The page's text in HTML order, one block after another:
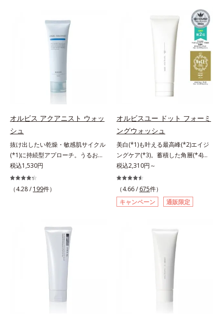
目立ちの原因に。普段の洗顔(*3)で
は落としにくい汚れは、酵素洗顔料
で落としましょう。3種の酵素がた
んぱく質や皮脂を溶かして分解。炭
れをパワフルに吸着してすっきり落
とします。さらに浸透型ビタミンC
誘導体(*4)が汚れを取り去った毛穴
を引きしめ、キメの整ったなめらか
な肌に洗い上げます。ツブツブ入り
空気を含ませるので、簡単に泡立て
られます。濃密うるおい泡を洗い流
したあとは大人の肌もつっぱりにく
く、使うたびに毛穴の目立ちにくい
肌(*5)を目指せます。性別問わずお
使いいただけるので、ご夫婦やカッ
ただけます。*1 プロテアーゼ、パ
パイン、リパーゼ配合＝洗浄成分*2
皮脂吸収成分*3 自社品*4 パルミチ
ン酸アスコルビルリン酸3Na配合＝
ーチ。大人世代の肌に向き合い、手
軽なお手入れで賢いケアを。ライフ
スタイルになじむ、若々しい印象(*)
作りのサポートをします。* 肌にハ
リを与え若々しい印象
オルビス アクアニスト ウォッ
シュ
抜け出したい乾燥・敏感肌サイクル
(*1)に持続型アプローチ。うるおい
を追求した敏感肌用保湿スキンケア
(*2)。うるおいを逃し、刺激を受け
やすい角層の“乾燥敏感スランプ
「オルビス アクアニスト」。乾燥
敏感スランプの原因にアプローチす
る持続型トリプルアミノ酸(*4)を配
合。もともと体内にあるアミノ酸は
異物として排出されにくく、肌にと
どまってうるおいを蓄えてくれま
す。刺激を受けやすくなった角層を
うるおいで満たし、脱・敏感肌を目
税込1,530円
（4.28 / 199件）
オルビスユー ドット フォーミ
ングウォッシュ
美白(*1)も叶える最高峰(*2)エイジ
ングケア(*3)。蓄積した角層(*4)を
絡めとりくすみ(*5)を晴らす高密着
マイルドピーリング(*6)洗顔料。ハ
リも透明感(*7)も結果主義。年齢サ
イン(*8)の因子に着目した肌科学エ
イジングケア(*3)シリーズ。オルビ
よる肌悩み一つ一つを対処するので
はなく、肌で起きていることの根本
原因に着目。加齢とともに現れる年
齢サインについて研究を進めたとこ
ろ、弾力感のない状態である「ハリ
のなさ」や、くすみ(*5)などが現れ
ている状態である「透明感のなさ」
が、大人の肌印象に大きな影響を与
税込2,310円～
（4.66 / 675件）
キャンペーン
通販限定